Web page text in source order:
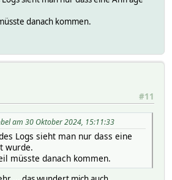
danach kommen.
#11
am 30 Oktober 2024, 15:11:33
Logs sieht man nur dass eine
wurde.
müsste danach kommen.